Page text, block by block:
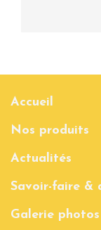
Accueil
Nos produits
Actualités
Savoir-faire &
Galerie photos